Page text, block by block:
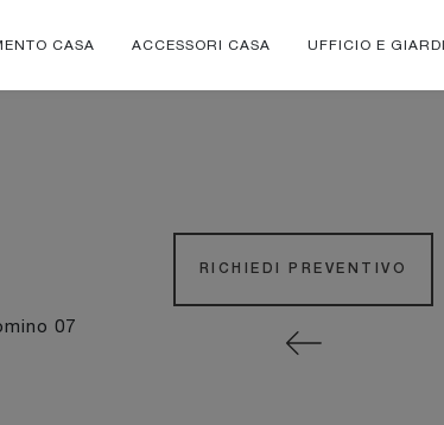
CASA ACCESSORI CASA UFFICIO E
07
RICHIEDI PREVENTIVO